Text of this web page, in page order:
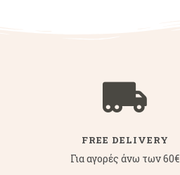
FREE DELIVERY
Για αγορές άνω των 60€